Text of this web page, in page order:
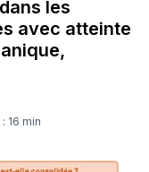
les
avec atteinte
16 min